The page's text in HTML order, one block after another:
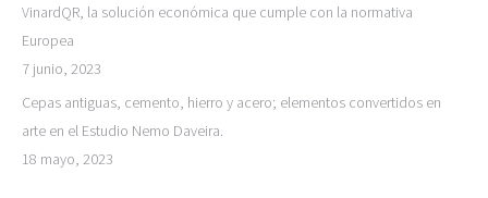
VinardQR, la solución económica que cumple con la normativa
Europea
7 junio, 2023
Cepas antiguas, cemento, hierro y acero; elementos convertidos en
arte en el Estudio Nemo Daveira.
18 mayo, 2023